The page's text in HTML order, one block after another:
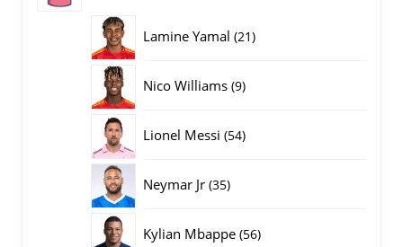
Lamine Yamal 2121
Nico Williams 99
Lionel Messi 5454
Neymar Jr 3535
Kylian Mbappe 5656